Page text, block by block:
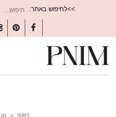
>>לחיפוש באתר:
Facebook
ראשי »